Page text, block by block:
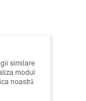
similare
modul
noastră